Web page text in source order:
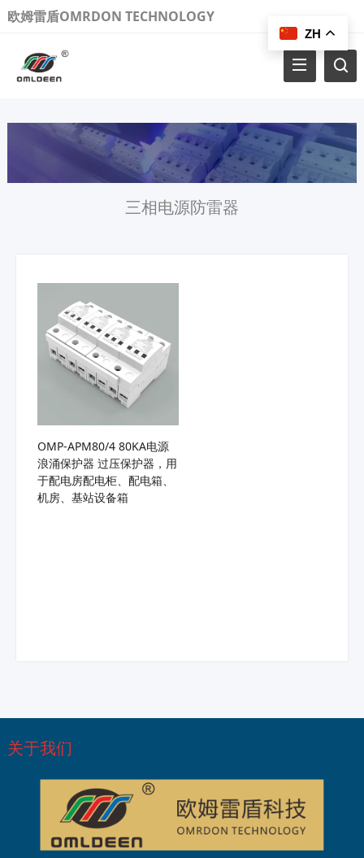
欧姆雷盾OMRDON TECHNOLOGY
三相电源防雷器
OMP-APM80/4 80KA电源
浪涌保护器 过压保护器，用
于配电房配电柜、配电箱、
机房、基站设备箱
关于我们
ZH